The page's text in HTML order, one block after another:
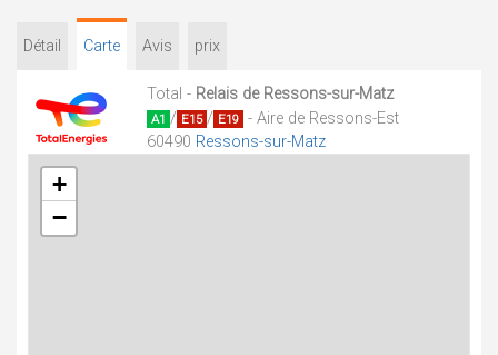
Détail Carte Avis prix
Total - Relais de Ressons-sur-Matz
A1 / E15 / E19 - Aire de Ressons-Est
60490 Ressons-sur-Matz
+
−